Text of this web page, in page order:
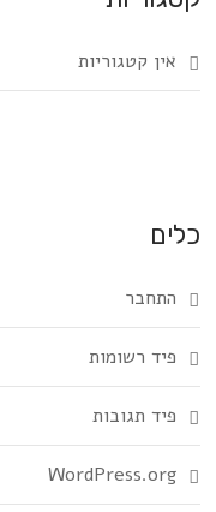
אין קטגוריות
כלים
התחבר
פיד רשומות
פיד תגובות
WordPress.org